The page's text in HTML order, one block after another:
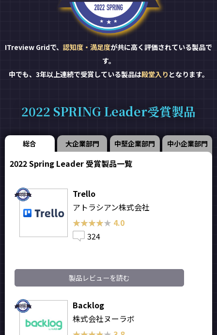
ITreview Gridで、 認知度・満足度が共に高く評価されている製品で
す。
中でも、3年以上連続で受賞している製品は殿堂入り となります。
2022 SPRING Leader受賞製品
総合 大企業部門 中堅企業部門 中小企業部門
2022 Spring Leader 受賞製品一覧
Trello
アトラシアン株式会社
★★★★★
★★★★★ 4.0
324
製品レビューを読む
Backlog
株式会社ヌーラボ